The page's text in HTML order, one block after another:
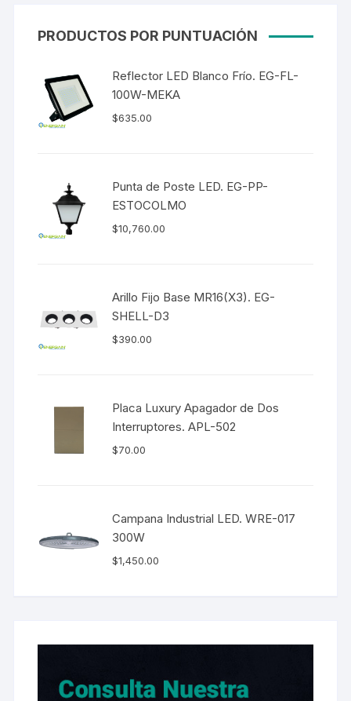
PRODUCTOS POR PUNTUACIÓN
Reflector LED Blanco Frío. EG-FL-
100W-MEKA
$635.00
Punta de Poste LED. EG-PP-
ESTOCOLMO
$10,760.00
Arillo Fijo Base MR16(X3). EG-
SHELL-D3
$390.00
Placa Luxury Apagador de Dos
Interruptores. APL-502
$70.00
Campana Industrial LED. WRE-017
300W
$1,450.00